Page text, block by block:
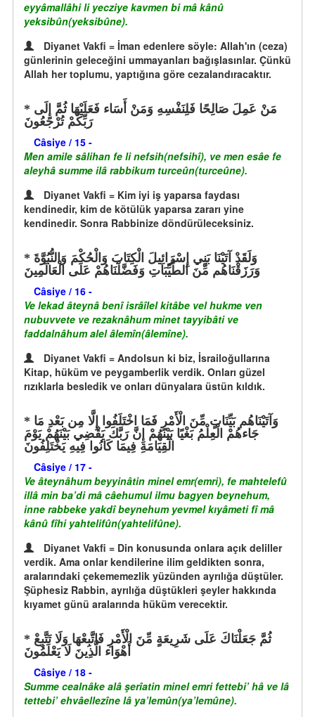
eyyâmallâhi li yecziye kavmen bi mâ kânû
yeksibûn(yeksibûne).
Diyanet Vakfi = İman edenlere söyle: Allah'ın (ceza)
günlerinin geleceğini ummayanları bağışlasınlar. Çünkü
Allah her toplumu, yaptığına göre cezalandıracaktır.
رَبِّكُمْ تُرْجَعُونَ
Câsiye / 15 -
Men amile sâlihan fe li nefsih(nefsihî), ve men esâe fe
aleyhâ summe ilâ rabbikum turceûn(turceûne).
Diyanet Vakfi = Kim iyi iş yaparsa faydası
kendinedir, kim de kötülük yaparsa zararı yine
kendinedir. Sonra Rabbinize döndürüleceksiniz.
وَرَزَقْنَاهُم مِّنَ الطَّيِّبَاتِ وَفَضَّلْنَاهُمْ عَلَى الْعَالَمِينَ
Câsiye / 16 -
Ve lekad âteynâ benî isrâîlel kitâbe vel hukme ven
nubuvvete ve rezaknâhum minet tayyibâti ve
faddalnâhum alel âlemîn(âlemîne).
Diyanet Vakfi = Andolsun ki biz, İsrailoğullarına
Kitap, hüküm ve peygamberlik verdik. Onları güzel
rızıklarla besledik ve onları dünyalara üstün kıldık.
جَاءهُمْ الْعِلْمُ بَغْيًا بَيْنَهُمْ إِنَّ رَبَّكَ يَقْضِي بَيْنَهُمْ يَوْمَ
الْقِيَامَةِ فِيمَا كَانُوا فِيهِ يَخْتَلِفُونَ
Câsiye / 17 -
Ve âteynâhum beyyinâtin minel emr(emri), fe mahtelefû
illâ min ba’di mâ câehumul ilmu bagyen beynehum,
inne rabbeke yakdî beynehum yevmel kıyâmeti fî mâ
kânû fîhi yahtelifûn(yahtelifûne).
Diyanet Vakfi = Din konusunda onlara açık deliller
verdik. Ama onlar kendilerine ilim geldikten sonra,
aralarındaki çekememezlik yüzünden ayrılığa düştüler.
Şüphesiz Rabbin, ayrılığa düştükleri şeyler hakkında
kıyamet günü aralarında hüküm verecektir.
أَهْوَاء الَّذِينَ لَا يَعْلَمُونَ
Câsiye / 18 -
Summe cealnâke alâ şerîatin minel emri fettebi’ hâ ve lâ
tettebi’ ehvâellezîne lâ ya’lemûn(ya’lemûne).